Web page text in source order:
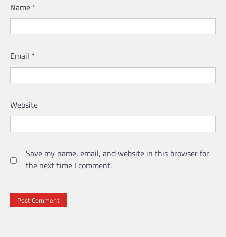
Name *
Email *
Website
Save my name, email, and website in this browser for
the next time I comment.